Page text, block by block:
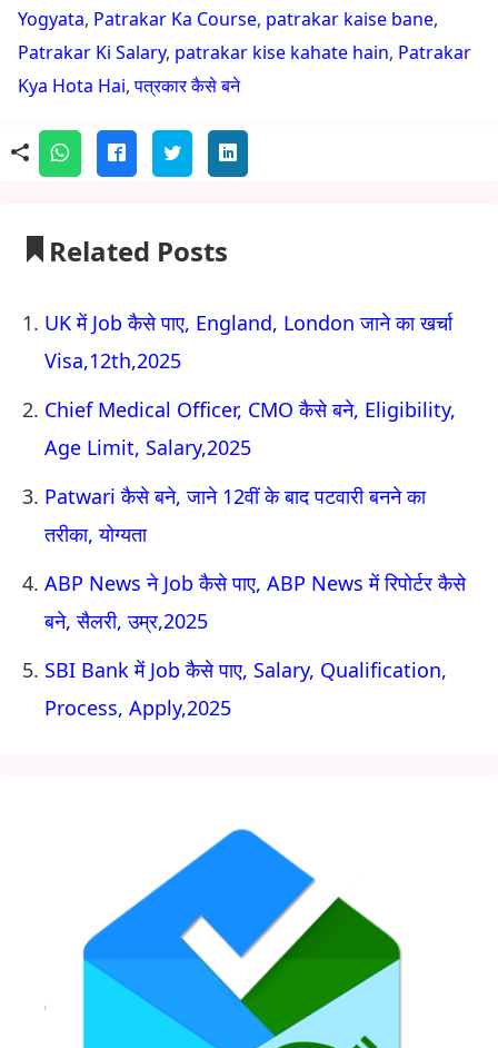
Yogyata, Patrakar Ka Course, patrakar kaise bane,
Patrakar Ki Salary, patrakar kise kahate hain, Patrakar
Kya Hota Hai,पत्रकार कैसे बने
Related Posts
UK में Job कैसे पाए, England, London जाने का खर्चा
Visa,12th,2025
Chief Medical Officer, CMO कैसे बने, Eligibility,
Age Limit, Salary,2025
Patwari कैसे बने, जाने 12वीं के बाद पटवारी बनने का
तरीका, योग्यता
ABP News ने Job कैसे पाए, ABP News में रिपोर्टर कैसे
बने, सैलरी, उम्र,2025
SBI Bank में Job कैसे पाए, Salary, Qualification,
Process, Apply,2025